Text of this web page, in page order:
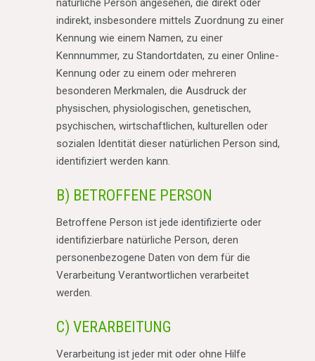
natürliche Person angesehen, die direkt oder
indirekt, insbesondere mittels Zuordnung zu einer
Kennung wie einem Namen, zu einer
Kennnummer, zu Standortdaten, zu einer Online-
Kennung oder zu einem oder mehreren
besonderen Merkmalen, die Ausdruck der
physischen, physiologischen, genetischen,
psychischen, wirtschaftlichen, kulturellen oder
sozialen Identität dieser natürlichen Person sind,
identifiziert werden kann.
B) BETROFFENE PERSON
Betroffene Person ist jede identifizierte oder
identifizierbare natürliche Person, deren
personenbezogene Daten von dem für die
Verarbeitung Verantwortlichen verarbeitet
werden.
C) VERARBEITUNG
Verarbeitung ist jeder mit oder ohne Hilfe